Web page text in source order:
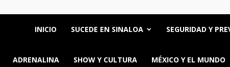
Once
Ríos
INICIO SUCEDE EN SINALOA SEGURIDAD Y
ADRENALINA SHOW Y CULTURA MÉXICO Y EL MUNDO